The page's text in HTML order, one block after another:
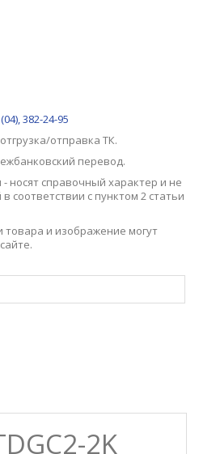
382-24-95
отправка ТК.
перевод.
носят справочный характер и не
соответствии с пунктом 2 статьи
товара и изображение могут
2K